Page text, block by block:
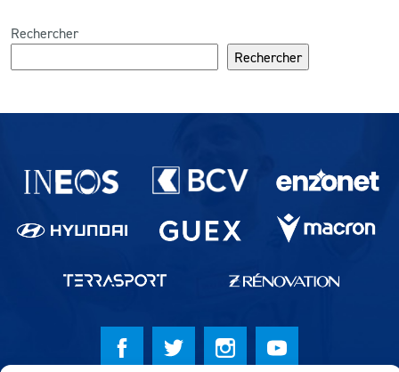
Rechercher
Rechercher
Partenaires du lausanne-Sport